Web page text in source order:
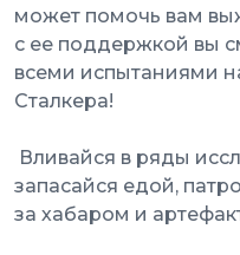
может помочь вам
с ее поддержкой вы
всеми испытаниями
Сталкера!
Вливайся в ряды
запасайся едой,
за хабаром и